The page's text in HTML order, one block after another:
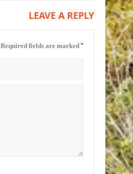
LEAVE A REPLY
Required fields are marked *